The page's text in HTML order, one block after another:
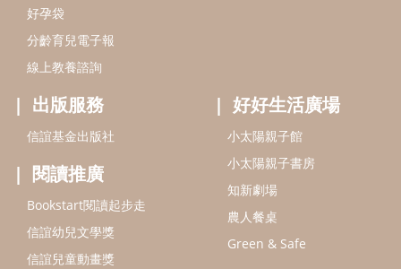
好孕袋
分齡育兒電子報
線上教養諮詢
出版服務
信誼基金出版社
閱讀推廣
Bookstart閱讀起步走
信誼幼兒文學獎
信誼兒童動畫獎
好好生活廣場
小太陽親子館
小太陽親子書房
知新劇場
農人餐桌
Green & Safe